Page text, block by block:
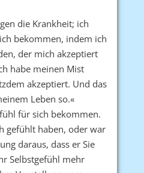
die Krankheit; ich
bekommen, indem ich
der mich akzeptiert
habe meinen Mist
akzeptiert. Und das
Leben so.«
für sich bekommen.
gefühlt haben, oder war
daraus, dass er Sie
Selbstgefühl mehr